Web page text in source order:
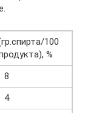
100
%
8
4